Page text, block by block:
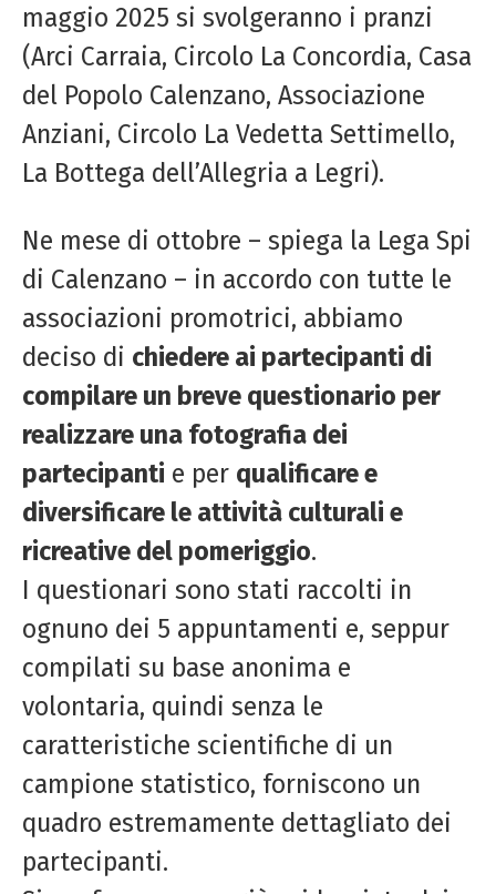
maggio 2025 si svolgeranno i pranzi
(Arci Carraia, Circolo La Concordia, Casa
del Popolo Calenzano, Associazione
Anziani, Circolo La Vedetta Settimello,
La Bottega dell’Allegria a Legri).
Ne mese di ottobre – spiega la Lega Spi
di Calenzano – in accordo con tutte le
associazioni promotrici, abbiamo
deciso di chiedere ai partecipanti di
compilare un breve questionario per
realizzare una fotografia dei
partecipanti e per qualificare e
diversificare le attività culturali e
ricreative del pomeriggio.
I questionari sono stati raccolti in
ognuno dei 5 appuntamenti e, seppur
compilati su base anonima e
volontaria, quindi senza le
caratteristiche scientifiche di un
campione statistico, forniscono un
quadro estremamente dettagliato dei
partecipanti.